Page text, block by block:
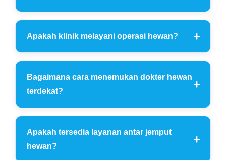
Apakah klinik melayani operasi hewan?
Bagaimana cara menemukan dokter hewan
terdekat?
Apakah tersedia layanan antar jemput
hewan?